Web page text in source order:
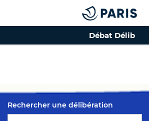
Top of the page
Débat Délib
Rechercher une délibération